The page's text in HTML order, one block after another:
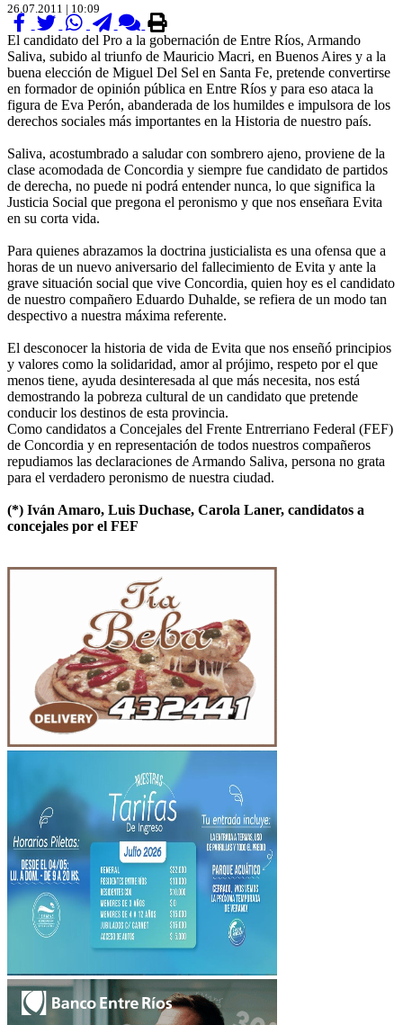
26.07.2011 | 10:09
El candidato del Pro a la gobernación de Entre Ríos, Armando
Saliva, subido al triunfo de Mauricio Macri, en Buenos Aires y a la
buena elección de Miguel Del Sel en Santa Fe, pretende convertirse
en formador de opinión pública en Entre Ríos y para eso ataca la
figura de Eva Perón, abanderada de los humildes e impulsora de los
derechos sociales más importantes en la Historia de nuestro país.
Saliva, acostumbrado a saludar con sombrero ajeno, proviene de la
clase acomodada de Concordia y siempre fue candidato de partidos
de derecha, no puede ni podrá entender nunca, lo que significa la
Justicia Social que pregona el peronismo y que nos enseñara Evita
en su corta vida.
Para quienes abrazamos la doctrina justicialista es una ofensa que a
horas de un nuevo aniversario del fallecimiento de Evita y ante la
grave situación social que vive Concordia, quien hoy es el candidato
de nuestro compañero Eduardo Duhalde, se refiera de un modo tan
despectivo a nuestra máxima referente.
El desconocer la historia de vida de Evita que nos enseñó principios
y valores como la solidaridad, amor al prójimo, respeto por el que
menos tiene, ayuda desinteresada al que más necesita, nos está
demostrando la pobreza cultural de un candidato que pretende
conducir los destinos de esta provincia.
Como candidatos a Concejales del Frente Entrerriano Federal (FEF)
de Concordia y en representación de todos nuestros compañeros
repudiamos las declaraciones de Armando Saliva, persona no grata
para el verdadero peronismo de nuestra ciudad.
(*) Iván Amaro, Luis Duchase, Carola Laner, candidatos a
concejales por el FEF